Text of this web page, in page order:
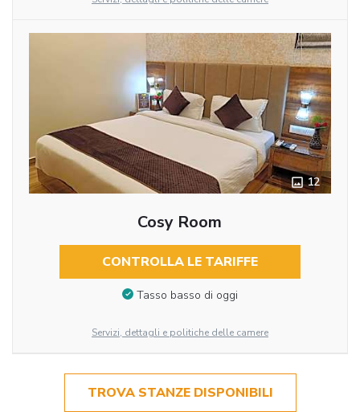
12
Cosy Room
CONTROLLA LE TARIFFE
Tasso basso di oggi
Servizi, dettagli e politiche delle camere
TROVA STANZE DISPONIBILI